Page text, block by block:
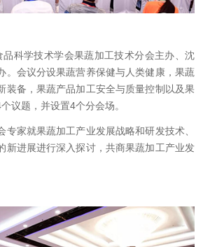
科学技术学会果蔬加工技术分会主办、沈
。会议分设果蔬营养保健与人类健康，果蔬
装备，果蔬产品加工安全与质量控制以及果
议题，并设置4个分会场。
专家就果蔬加工产业发展战略和研发技术、
新进展进行深入探讨，共商果蔬加工产业发